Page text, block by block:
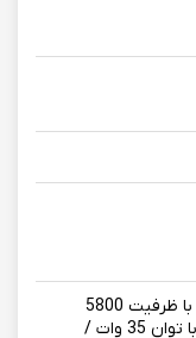
باتری غیر قابل تعویض با ظرفیت 5800
میلی امپر قابلیت شارژ با توان 35 وات /